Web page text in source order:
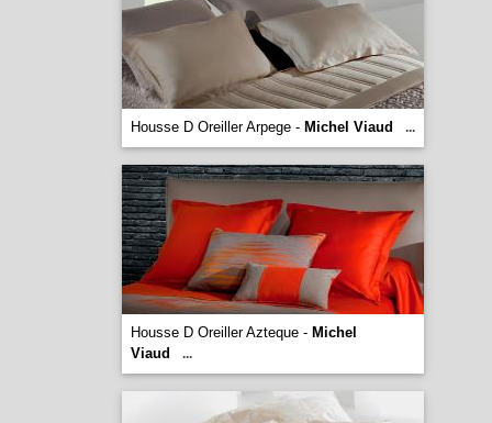
Housse D Oreiller Arpege - Michel Viaud ...
Housse D Oreiller Azteque - Michel
Viaud
...